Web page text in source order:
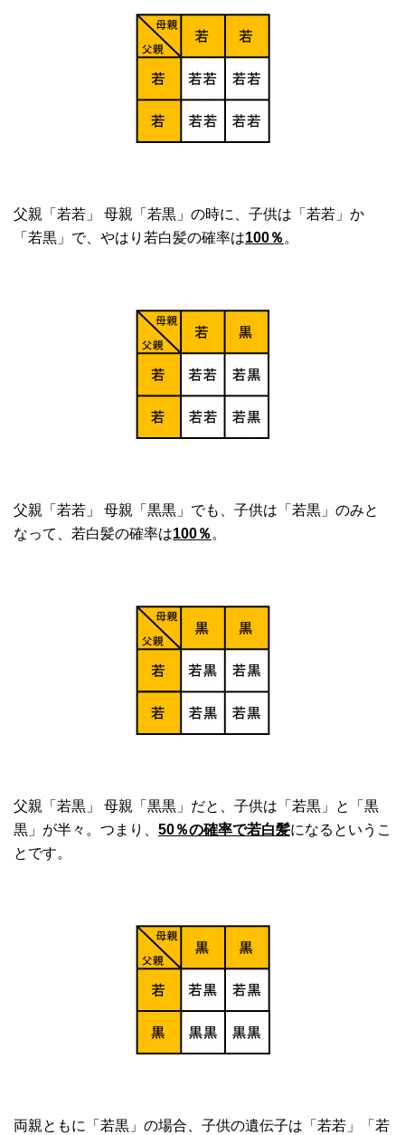
父親「若若」 母親「若黒」の時に、子供は「若若」か
「若黒」で、やはり若白髪の確率は100％ 。
父親「若若」 母親「黒黒」でも、子供は「若黒」のみと
なって、若白髪の確率は100％ 。
父親「若黒」 母親「黒黒」だと、子供は「若黒」と「黒
黒」が半々。つまり、 50％の確率で若白髪になるというこ
とです。
両親ともに「若黒」の場合、子供の遺伝子は「若若」「若